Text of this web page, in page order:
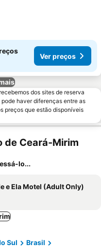
Ver preços
dos sites de reserva
haver diferenças entre as
preços que estão disponíveis
de Ceará-Mirim
lo...
e Ela Motel (Adult Only)
Sul
Brasil